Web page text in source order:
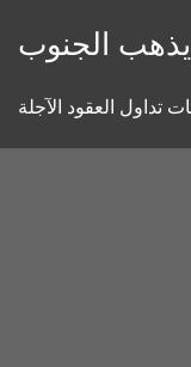
الجنوب
تداول العقود الآجلة